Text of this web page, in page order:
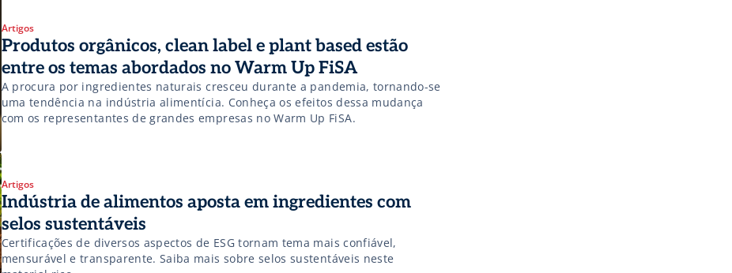
Artigos
Produtos orgânicos, clean label e plant based estão
entre os temas abordados no Warm Up FiSA
A procura por ingredientes naturais cresceu durante a pandemia, tornando-se
uma tendência na indústria alimentícia. Conheça os efeitos dessa mudança
com os representantes de grandes empresas no Warm Up FiSA.
Artigos
Indústria de alimentos aposta em ingredientes com
selos sustentáveis
Certificações de diversos aspectos de ESG tornam tema mais confiável,
mensurável e transparente. Saiba mais sobre selos sustentáveis neste